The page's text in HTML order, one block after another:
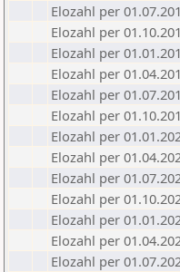
Elozahl per
Elozahl per
Elozahl per
Elozahl per
Elozahl per
Elozahl per
Elozahl per
Elozahl per
Elozahl per
Elozahl per
Elozahl per
Elozahl per
Elozahl per